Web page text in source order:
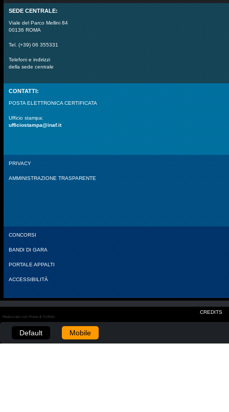
SEDE CENTRALE:
Viale del Parco Mellini 84
00136 ROMA
Tel. (+39) 06 355331
Telefoni e indirizzi
della sede centrale
CONTATTI:
POSTA ELETTRONICA CERTIFICATA
Ufficio stampa:
ufficiostampa@inaf.it
PRIVACY
AMMINISTRAZIONE TRASPARENTE
CONCORSI
BANDI DI GARA
PORTALE APPALTI
ACCESSIBILITÀ
CREDITS
Realizzato con Plone & Python
Default Mobile